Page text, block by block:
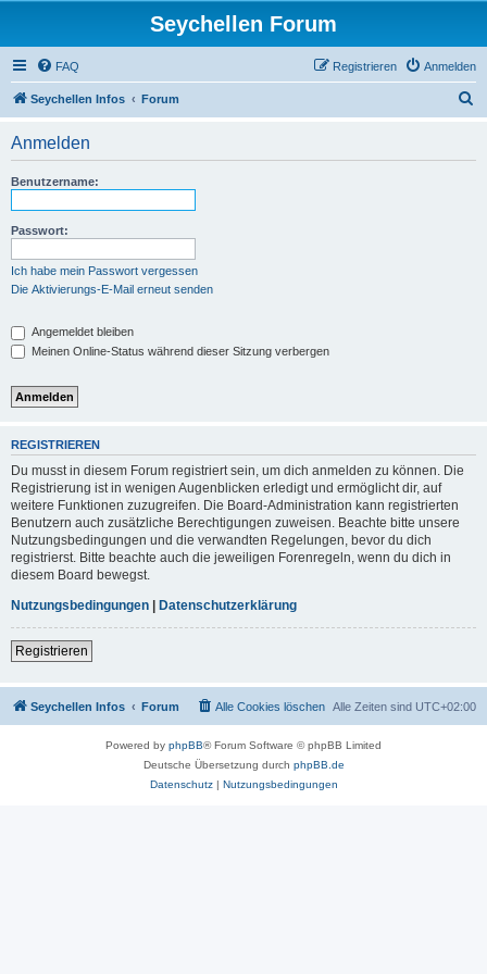
Seychellen Forum
FAQ Anmelden
Registrieren
Seychellen Infos Forum
Anmelden
Benutzername:
Passwort:
Ich habe mein Passwort vergessen
Die Aktivierungs-E-Mail erneut senden
Angemeldet bleiben
Meinen Online-Status während dieser Sitzung verbergen
REGISTRIEREN
Du musst in diesem Forum registriert sein, um dich anmelden zu können. Die
Registrierung ist in wenigen Augenblicken erledigt und ermöglicht dir, auf
weitere Funktionen zuzugreifen. Die Board-Administration kann registrierten
Benutzern auch zusätzliche Berechtigungen zuweisen. Beachte bitte unsere
Nutzungsbedingungen und die verwandten Regelungen, bevor du dich
registrierst. Bitte beachte auch die jeweiligen Forenregeln, wenn du dich in
diesem Board bewegst.
Nutzungsbedingungen | Datenschutzerklärung
Registrieren
Seychellen Infos Forum Alle Zeiten sind UTC+02:00
Alle Cookies löschen
Powered by phpBB® Forum Software © phpBB Limited
Deutsche Übersetzung durch phpBB.de
Datenschutz| Nutzungsbedingungen